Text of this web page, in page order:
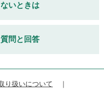
いときは
問と回答
り扱いについて